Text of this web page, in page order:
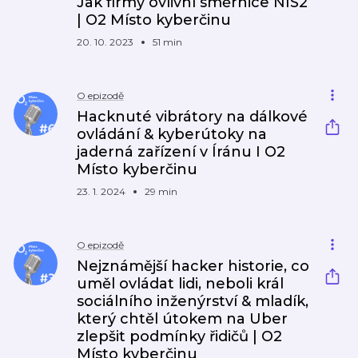
| O2 Místo kyberčinu
20. 10. 2023 51 min
O epizodě
Hacknuté vibrátory na dálkové
ovládání & kyberútoky na
jaderná zařízení v Íránu I O2
Místo kyberčinu
23. 1. 2024 29 min
O epizodě
Nejznámější hacker historie, co
uměl ovládat lidi, neboli král
sociálního inženýrství & mladík,
který chtěl útokem na Uber
zlepšit podmínky řidičů | O2
Místo kyberčinu